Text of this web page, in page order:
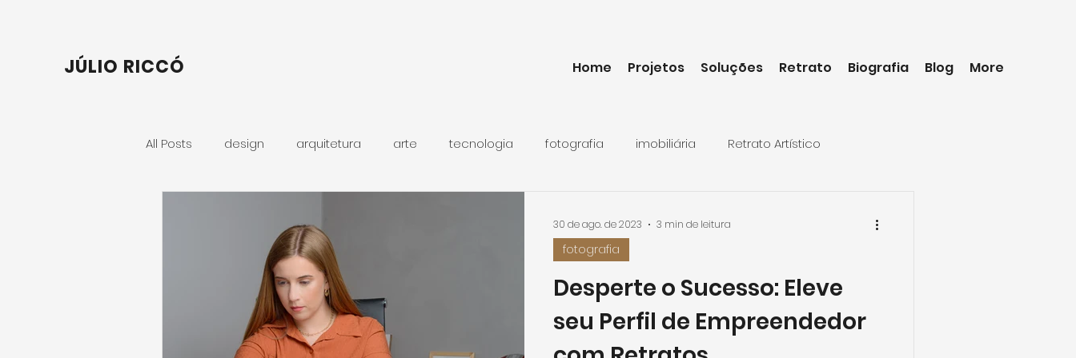
JÚLIO RICCÓ Home Projetos Soluções Retrato Biografia Blog More
All Posts design arquitetura arte tecnologia fotografia imobiliária Retrato Artístico
Desperte o Sucesso: Eleve
seu Perfil de Empreendedor
fotografia
30 de ago. de 2023 3 min de leitura